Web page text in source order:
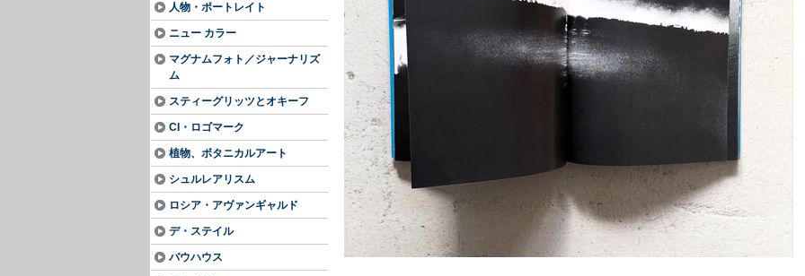
人物・ポートレイト
ニュー カラー
マグナムフォト／ジャーナリズ
ム
スティーグリッツとオキーフ
CI・ロゴマーク
植物、ボタニカルアート
シュルレアリスム
ロシア・アヴァンギャルド
デ・ステイル
バウハウス